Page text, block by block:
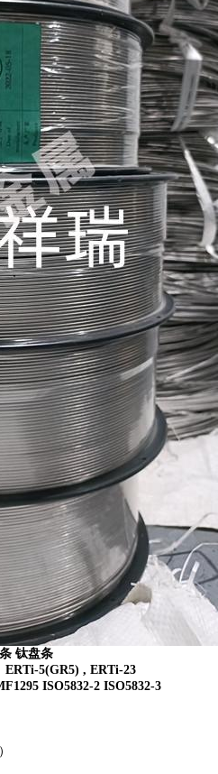
钛盘条
ERTi-5(GR5) , ERTi-23
ISO5832-2 ISO5832-3